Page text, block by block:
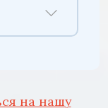
на нашу